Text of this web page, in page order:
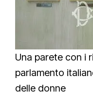
Una parete con i
parlamento
delle donne